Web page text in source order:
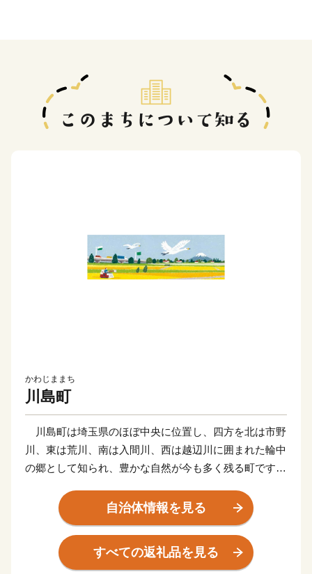
かわじままち
川島町
川島町は埼玉県のほぼ中央に位置し、四方を北は市野
川、東は荒川、南は入間川、西は越辺川に囲まれた輪中
の郷として知られ、豊かな自然が今も多く残る町です。
平坦な地形と豊かな水、気候など理想的な条件が整って
おり、江戸時代には、お蔵米として川越藩に献上されて
いた由緒あるお米が産み出されています。
また、町の特産として、県内でも有数の産地となって
自治体情報を見る
すべての返礼品を見る